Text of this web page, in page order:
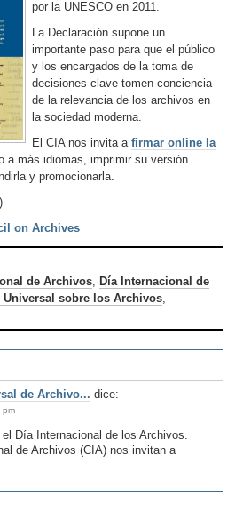
por la UNESCO en 2011.
La Declaración supone un
importante paso para que el público
y los encargados de la toma de
decisiones clave tomen conciencia
de la relevancia de los archivos en
la sociedad moderna.
El CIA nos invita a firmar online la
a más idiomas, imprimir su versión
y promocionarla.
on Archives
de Archivos, Día Internacional de
Universal sobre los Archivos,
de Archivo... dice:
pm
Día Internacional de los Archivos.
de Archivos (CIA) nos invitan a